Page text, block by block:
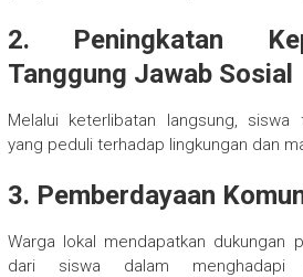
2. Peningkatan
Tanggung Jawab Sosial
Melalui keterlibatan langsung,
yang peduli terhadap lingkungan dan
3. Pemberdayaan
Warga lokal mendapatkan dukungan
dari siswa dalam menghadapi